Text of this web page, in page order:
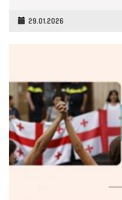
29.01.2026